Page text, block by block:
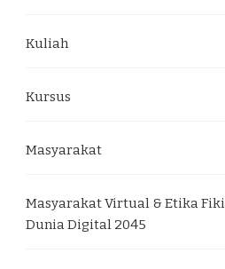
Kuliah
Kursus
Masyarakat
Masyarakat Virtual & Etika
Dunia Digital 2045